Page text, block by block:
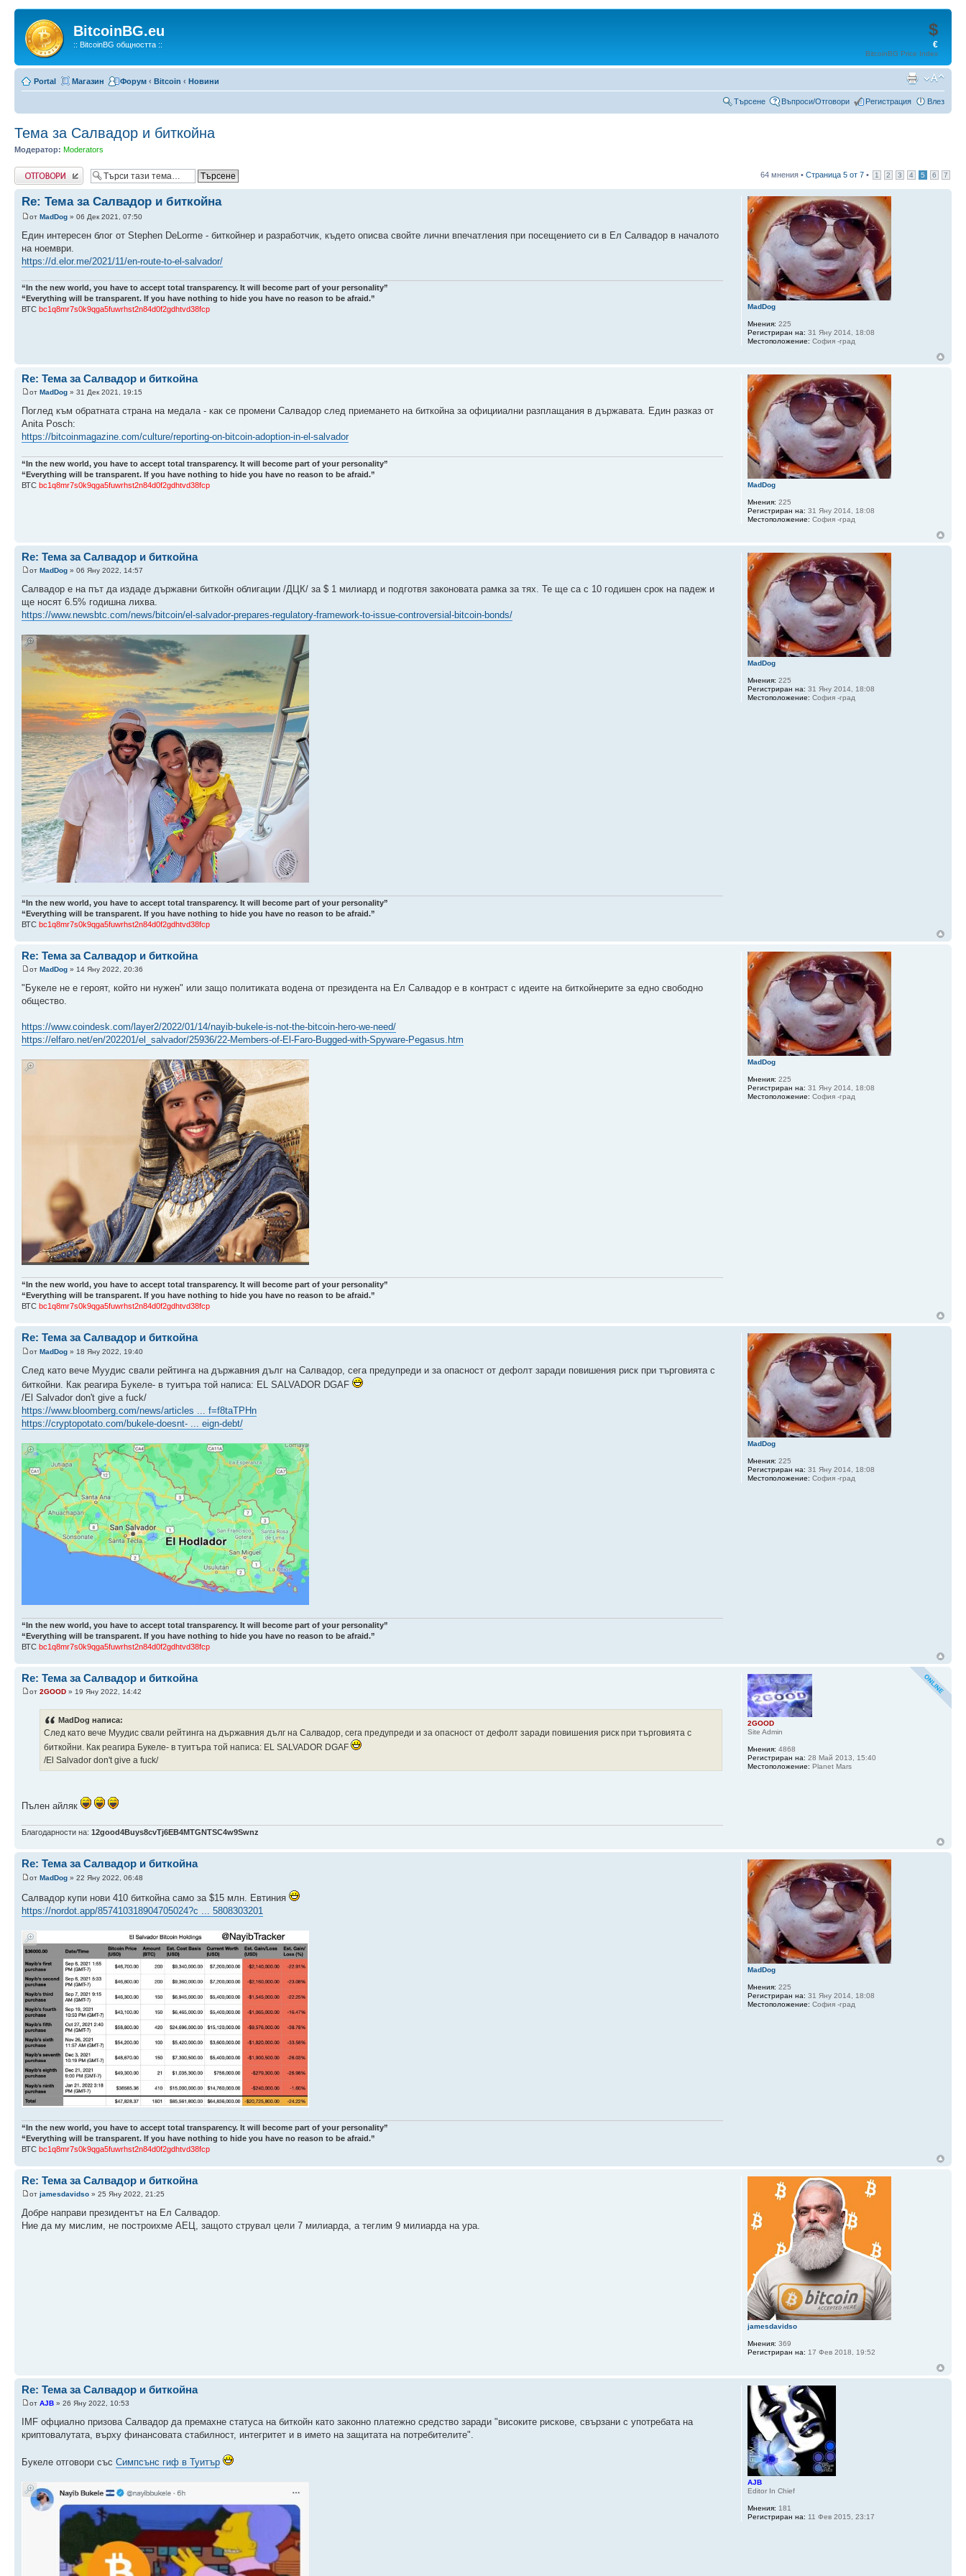
BitcoinBG.eu
:: BitcoinBG общността ::
$
€
BitcoinBG Price Index
Portal Магазин Форум ‹ Bitcoin ‹ Новини
Търсене Въпроси/Отговори Регистрация Влез
Тема за Салвадор и биткойна
Модератор: Moderators
Write comments 64 мнения • Страница 5 от 7 • 1 2 3 4 5 6 7
Re: Тема за Салвадор и биткойна
от MadDog » 06 Дек 2021, 07:50
Един интересен блог от Stephen DeLorme - биткойнер и разработчик, където описва свойте лични впечатления при посещението си в Ел Салвадор в началото
на ноември.
https://d.elor.me/2021/11/en-route-to-el-salvador/
“In the new world, you have to accept total transparency. It will become part of your personality”
“Everything will be transparent. If you have nothing to hide you have no reason to be afraid.”
ВТС bc1q8mr7s0k9qga5fuwrhst2n84d0f2gdhtvd38fcp MadDog
Мнения: 225
Регистриран на: 31 Яну 2014, 18:08
Местоположение: София -град
Re: Тема за Салвадор и биткойна
от MadDog » 31 Дек 2021, 19:15
Поглед към обратната страна на медала - как се промени Салвадор след приемането на биткойна за официиални разплащания в държавата. Един разказ от
Anita Posch:
https://bitcoinmagazine.com/culture/reporting-on-bitcoin-adoption-in-el-salvador
“In the new world, you have to accept total transparency. It will become part of your personality”
“Everything will be transparent. If you have nothing to hide you have no reason to be afraid.”
ВТС bc1q8mr7s0k9qga5fuwrhst2n84d0f2gdhtvd38fcp MadDog
Мнения: 225
Регистриран на: 31 Яну 2014, 18:08
Местоположение: София -град
Re: Тема за Салвадор и биткойна
от MadDog » 06 Яну 2022, 14:57
Салвадор е на път да издаде държавни биткойн облигации /ДЦК/ за $ 1 милиард и подготвя законовата рамка за тях. Те ще са с 10 годишен срок на падеж и
ще носят 6.5% годишна лихва.
https://www.newsbtc.com/news/bitcoin/el-salvador-prepares-regulatory-framework-to-issue-controversial-bitcoin-bonds/
“In the new world, you have to accept total transparency. It will become part of your personality”
“Everything will be transparent. If you have nothing to hide you have no reason to be afraid.”
ВТС bc1q8mr7s0k9qga5fuwrhst2n84d0f2gdhtvd38fcp
MadDog
Мнения: 225
Регистриран на: 31 Яну 2014, 18:08
Местоположение: София -град
Re: Тема за Салвадор и биткойна
от MadDog » 14 Яну 2022, 20:36
"Букеле не е героят, който ни нужен" или защо политиката водена от президента на Ел Салвадор е в контраст с идеите на биткойнерите за едно свободно
общество.
https://www.coindesk.com/layer2/2022/01/14/nayib-bukele-is-not-the-bitcoin-hero-we-need/
https://elfaro.net/en/202201/el_salvador/25936/22-Members-of-El-Faro-Bugged-with-Spyware-Pegasus.htm
“In the new world, you have to accept total transparency. It will become part of your personality”
“Everything will be transparent. If you have nothing to hide you have no reason to be afraid.”
ВТС bc1q8mr7s0k9qga5fuwrhst2n84d0f2gdhtvd38fcp
MadDog
Мнения: 225
Регистриран на: 31 Яну 2014, 18:08
Местоположение: София -град
Re: Тема за Салвадор и биткойна
от MadDog » 18 Яну 2022, 19:40
След като вече Муудис свали рейтинга на държавния дълг на Салвадор, сега предупреди и за опасност от дефолт заради повишения риск при търговията с
биткойни. Как реагира Букеле- в туитъра той написа: EL SALVADOR DGAF
/El Salvador don't give a fuck/
https://www.bloomberg.com/news/articles ... f=f8taTPHn
https://cryptopotato.com/bukele-doesnt- ... eign-debt/
“In the new world, you have to accept total transparency. It will become part of your personality”
“Everything will be transparent. If you have nothing to hide you have no reason to be afraid.”
ВТС bc1q8mr7s0k9qga5fuwrhst2n84d0f2gdhtvd38fcp
MadDog
Мнения: 225
Регистриран на: 31 Яну 2014, 18:08
Местоположение: София -град
Re: Тема за Салвадор и биткойна
от 2GOOD » 19 Яну 2022, 14:42
MadDog написа:
След като вече Муудис свали рейтинга на държавния дълг на Салвадор, сега предупреди и за опасност от дефолт заради повишения риск при търговията с
биткойни. Как реагира Букеле- в туитъра той написа: EL SALVADOR DGAF
/El Salvador don't give a fuck/
Пълен айляк
Благодарности на: 12good4Buys8cvTj6EB4MTGNTSC4w9Swnz
2GOOD
Site Admin
Мнения: 4868
Регистриран на: 28 Май 2013, 15:40
Местоположение: Planet Mars
Re: Тема за Салвадор и биткойна
от MadDog » 22 Яну 2022, 06:48
Салвадор купи нови 410 биткойна само за $15 млн. Евтиния
https://nordot.app/857410318904705024?c ... 5808303201
“In the new world, you have to accept total transparency. It will become part of your personality”
“Everything will be transparent. If you have nothing to hide you have no reason to be afraid.”
ВТС bc1q8mr7s0k9qga5fuwrhst2n84d0f2gdhtvd38fcp
MadDog
Мнения: 225
Регистриран на: 31 Яну 2014, 18:08
Местоположение: София -град
Re: Тема за Салвадор и биткойна
от jamesdavidso » 25 Яну 2022, 21:25
Добре направи президентът на Ел Салвадор.
Ние да му мислим, не построихме АЕЦ, защото струвал цели 7 милиарда, а теглим 9 милиарда на ура.
jamesdavidso
Мнения: 369
Регистриран на: 17 Фев 2018, 19:52
Re: Тема за Салвадор и биткойна
от AJB » 26 Яну 2022, 10:53
IMF офциално призова Салвадор да премахне статуса на биткойн като законно платежно средство заради "високите рискове, свързани с употребата на
криптовалутата, върху финансовата стабилност, интегритет и в името на защитата на потребителите".
Букеле отговори със Симпсънс гиф в Туитър
AJB
Editor In Chief
Мнения: 181
Регистриран на: 11 Фев 2015, 23:17